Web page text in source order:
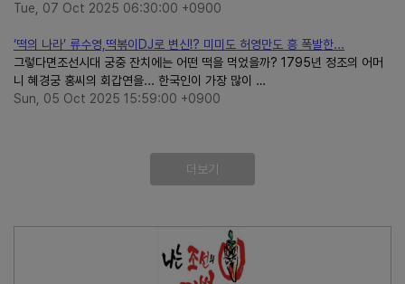
Tue, 07 Oct 2025 06:30:00 +0900
‘떡의 나라’ 류수영,떡볶이DJ로 변신!? 미미도 허영만도 흥 폭발한...
그렇다면조선시대 궁중 잔치에는 어떤 떡을 먹었을까? 1795년 정조의 어머
니 혜경궁 홍씨의 회갑연을... 한국인이 가장 많이 …
Sun, 05 Oct 2025 15:59:00 +0900
더보기